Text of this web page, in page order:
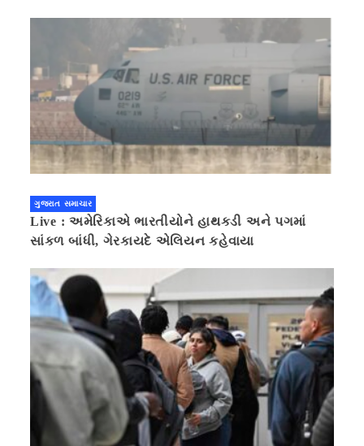
ગુજરાત સમાચાર
Live : અમેરિકાએ ભારતીયોને હાથકડી અને પગમાં
સાંકળ બાંધી, ગેરકાયદે એલિયન કહેવાયા